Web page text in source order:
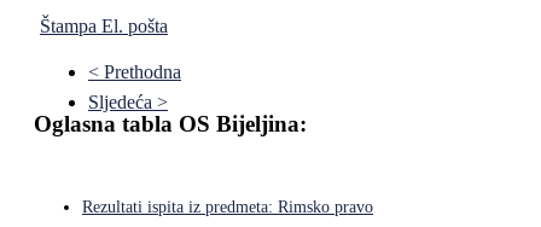
Štampa El. pošta
< Prethodna
Sljedeća >
Oglasna tabla OS Bijeljina:
Rezultati ispita iz predmeta: Rimsko pravo